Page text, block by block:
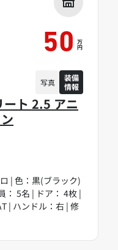
ート 2.5 アニ
| 色：黒(ブラック)
： 5名 | ドア： 4枚 |
| ハンドル：右 | 修
50 万
円
写真
装備
情報